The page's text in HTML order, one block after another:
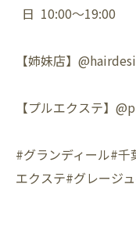
日 10:00〜19:00
【姉妹店】
【プルエクステ】
#グランディール#
エクステ#グレージ